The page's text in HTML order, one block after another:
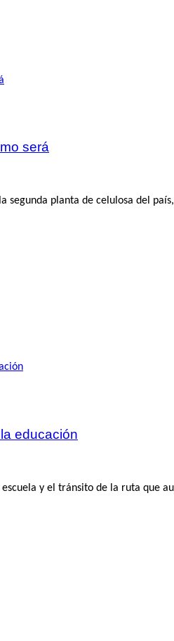
será
segunda planta de celulosa del
educación
y el tránsito de la ruta que